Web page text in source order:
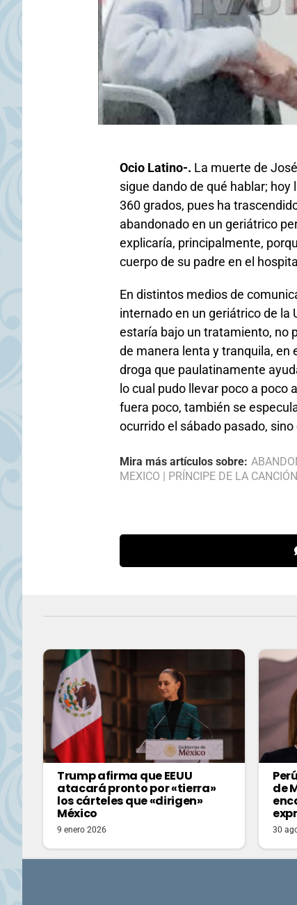
Ocio Latino-. La muerte de
sigue dando de qué hablar;
360 grados, pues ha
abandonado en un geriátrico
explicaría, principalmente,
cuerpo de su padre en el
En distintos medios de
internado en un geriátrico de la
estaría bajo un tratamiento, no
de manera lenta y tranquila, en
droga que paulatinamente
lo cual pudo llevar poco a poco
fuera poco, también se
ocurrido el sábado pasado,
Mira más artículos sobre:
MEXICO | PRÍNCIPE DE LA CANCIÓN
Trump afirma que EEUU
atacará pronto por «tierra»
los cárteles que «dirigen»
México
9 enero 2026
de
30